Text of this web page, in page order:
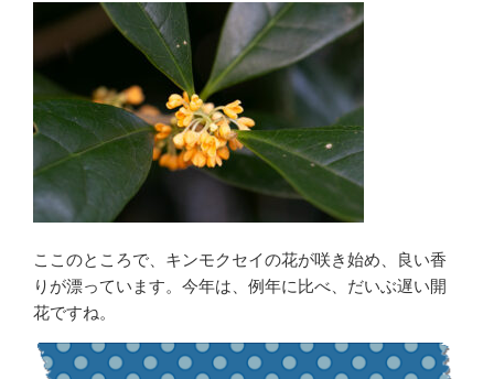
ここのところで、キンモクセイの花が咲き始め、良い香
りが漂っています。今年は、例年に比べ、だいぶ遅い開
花ですね。